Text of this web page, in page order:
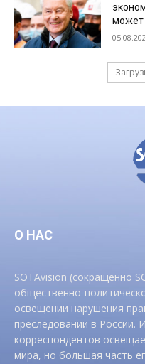
может
О НАС
SOTAvision (сокращенно
общественно-
освещении нарушения
преследовании в России.
корреспондентов
мира, но большая часть